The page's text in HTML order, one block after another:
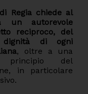
Regia chiede al
un autorevole
reciproco, del
di ogni
, oltre a una
principio del
in particolare